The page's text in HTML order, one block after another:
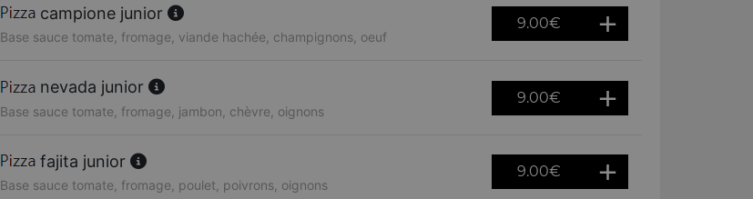
campione junior
Base sauce tomate, fromage, viande hachée, champignons, oeuf
9.00€
nevada junior
Base sauce tomate, fromage, jambon, chèvre, oignons
9.00€
fajita junior
Base sauce tomate, fromage, poulet, poivrons, oignons
9.00€